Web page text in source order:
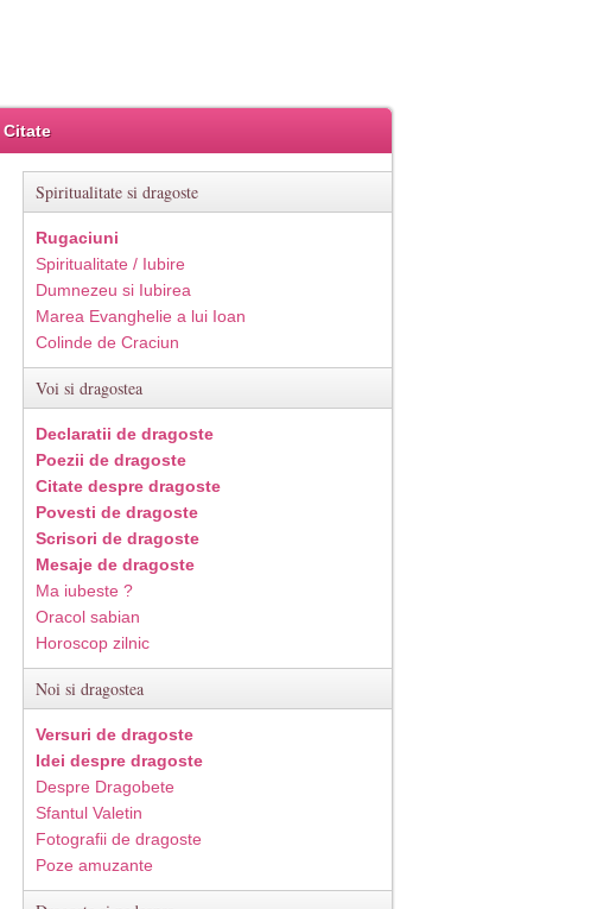
Citate
Spiritualitate si dragoste
Rugaciuni
Spiritualitate / Iubire
Dumnezeu si Iubirea
Marea Evanghelie a lui Ioan
Colinde de Craciun
Voi si dragostea
Declaratii de dragoste
Poezii de dragoste
Citate despre dragoste
Povesti de dragoste
Scrisori de dragoste
Mesaje de dragoste
Ma iubeste ?
Oracol sabian
Horoscop zilnic
Noi si dragostea
Versuri de dragoste
Idei despre dragoste
Despre Dragobete
Sfantul Valetin
Fotografii de dragoste
Poze amuzante